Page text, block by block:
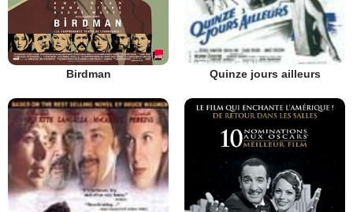
Birdman Quinze jours ailleurs